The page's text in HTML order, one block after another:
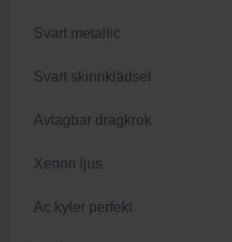
Svart metallic
Svart skinnklädsel
Avtagbar dragkrok
Xenon ljus
Ac kyler perfekt